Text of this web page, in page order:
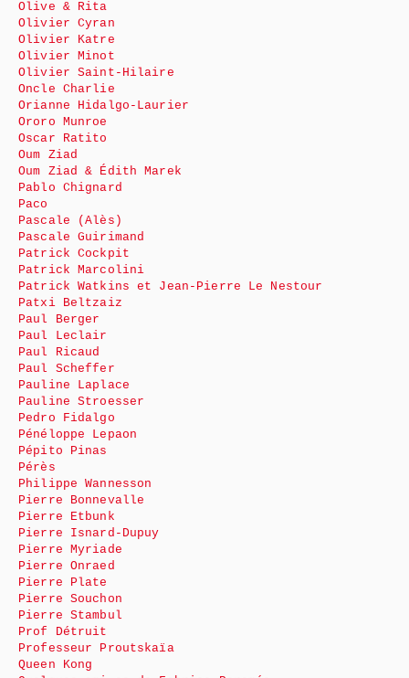
Olive & Rita
Olivier Cyran
Olivier Katre
Olivier Minot
Olivier Saint-Hilaire
Oncle Charlie
Orianne Hidalgo-Laurier
Ororo Munroe
Oscar Ratito
Oum Ziad
Oum Ziad & Édith Marek
Pablo Chignard
Paco
Pascale (Alès)
Pascale Guirimand
Patrick Cockpit
Patrick Marcolini
Patrick Watkins et Jean-Pierre Le Nestour
Patxi Beltzaiz
Paul Berger
Paul Leclair
Paul Ricaud
Paul Scheffer
Pauline Laplace
Pauline Stroesser
Pedro Fidalgo
Pénéloppe Lepaon
Pépito Pinas
Pérès
Philippe Wannesson
Pierre Bonnevalle
Pierre Etbunk
Pierre Isnard-Dupuy
Pierre Myriade
Pierre Onraed
Pierre Plate
Pierre Souchon
Pierre Stambul
Prof Détruit
Professeur Proutskaïa
Queen Kong